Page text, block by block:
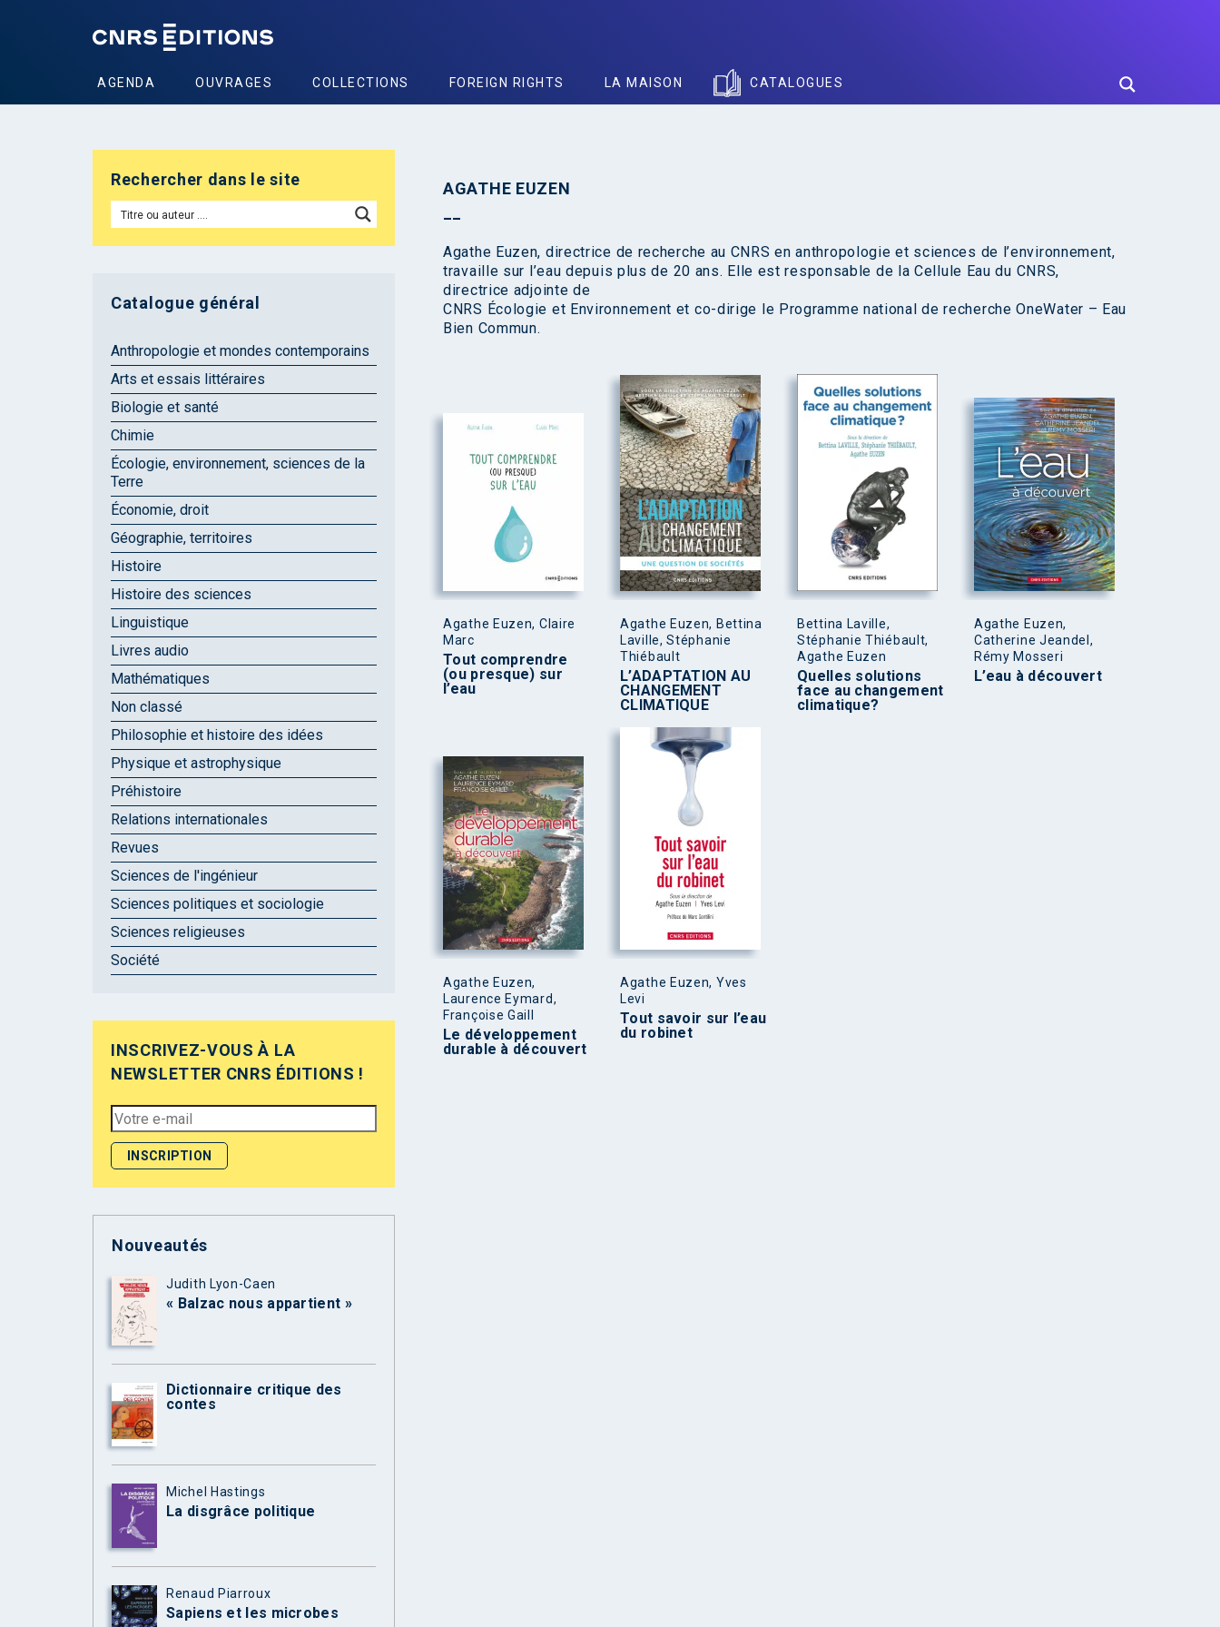
AGENDA OUVRAGES COLLECTIONS FOREIGN RIGHTS LA MAISON CATALOGUES
AGATHE EUZEN
Agathe Euzen, directrice de recherche au CNRS en anthropologie et sciences de l’environnement,
travaille sur l’eau depuis plus de 20 ans. Elle est responsable de la Cellule Eau du CNRS,
directrice adjointe de
CNRS Écologie et Environnement et co-dirige le Programme national de recherche OneWater – Eau
Bien Commun.
Agathe Euzen, Claire
Marc
Tout comprendre
(ou presque) sur
l’eau
Agathe Euzen, Bettina
Laville, Stéphanie
Thiébault
L’ADAPTATION AU
CHANGEMENT
CLIMATIQUE
Bettina Laville,
Stéphanie Thiébault,
Agathe Euzen
Quelles solutions
face au changement
climatique?
Agathe Euzen,
Catherine Jeandel,
Rémy Mosseri
L’eau à découvert
Agathe Euzen,
Laurence Eymard,
Françoise Gaill
Le développement
durable à découvert
Agathe Euzen, Yves
Levi
Tout savoir sur l’eau
du robinet
Rechercher dans le site
Catalogue général
Anthropologie et mondes contemporains
Arts et essais littéraires
Biologie et santé
Chimie
Écologie, environnement, sciences de la
Terre
Économie, droit
Géographie, territoires
Histoire
Histoire des sciences
Linguistique
Livres audio
Mathématiques
Non classé
Philosophie et histoire des idées
Physique et astrophysique
Préhistoire
Relations internationales
Revues
Sciences de l'ingénieur
Sciences politiques et sociologie
Sciences religieuses
Société
INSCRIVEZ-VOUS À LA
NEWSLETTER CNRS ÉDITIONS !
Nouveautés
Judith Lyon-Caen
« Balzac nous appartient »
Dictionnaire critique des
contes
Michel Hastings
La disgrâce politique
Renaud Piarroux
Sapiens et les microbes